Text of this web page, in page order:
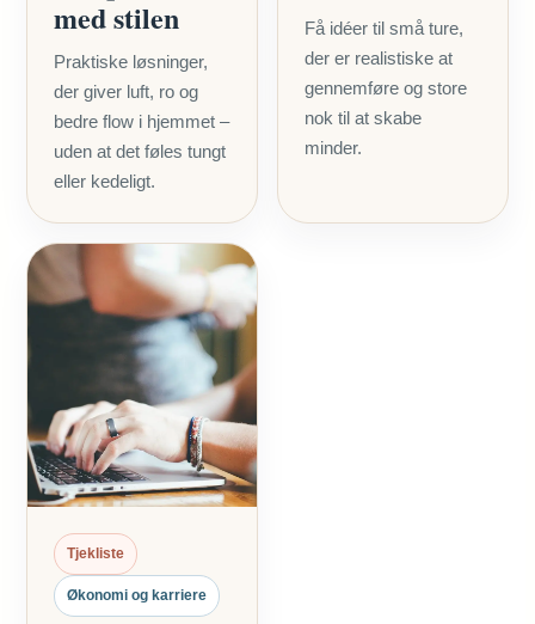
med stilen
Praktiske løsninger,
der giver luft, ro og
bedre flow i hjemmet –
uden at det føles tungt
eller kedeligt.
Få idéer til små ture,
der er realistiske at
gennemføre og store
nok til at skabe
minder.
Tjekliste
Økonomi og karriere